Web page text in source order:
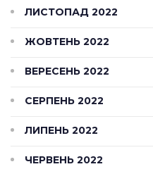
ЛИСТОПАД 2022
ЖОВТЕНЬ 2022
ВЕРЕСЕНЬ 2022
СЕРПЕНЬ 2022
ЛИПЕНЬ 2022
ЧЕРВЕНЬ 2022